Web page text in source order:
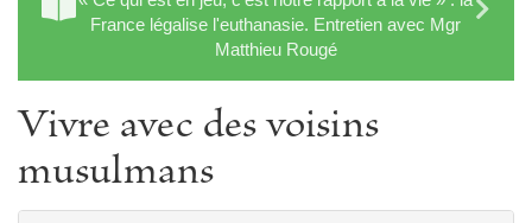
France légalise l'euthanasie. Entretien avec Mgr
Matthieu Rougé
Vivre avec des voisins
musulmans